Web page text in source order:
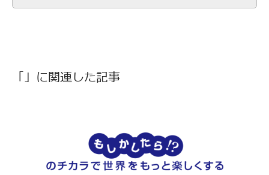
「」に関連した記事